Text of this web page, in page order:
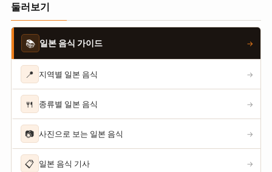
둘러보기
📚 일본 음식 가이드 →
📍 지역별 일본 음식 →
🍴 종류별 일본 음식 →
📷 사진으로 보는 일본 음식 →
📋 일본 음식 기사 →